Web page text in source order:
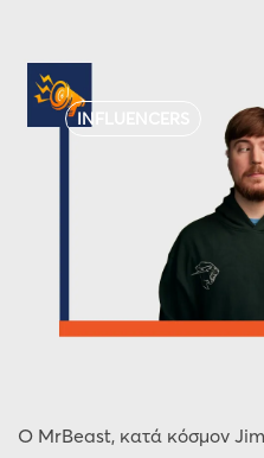
INFLUENCERS
Ο MrBeast, κατά κόσμον